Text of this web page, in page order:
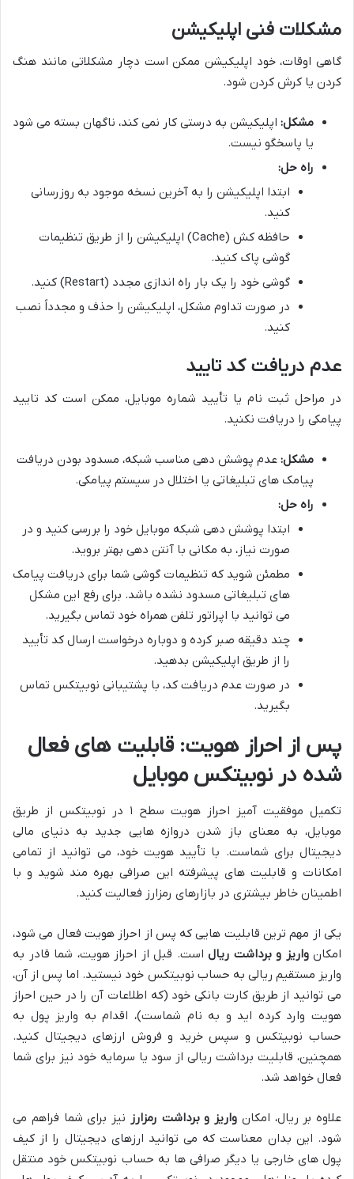
مشکلات فنی اپلیکیشن
گاهی اوقات، خود اپلیکیشن ممکن است دچار مشکلاتی مانند هنگ
کردن یا کرش کردن شود.
مشکل: اپلیکیشن به درستی کار نمی کند، ناگهان بسته می شود
یا پاسخگو نیست.
راه حل:
ابتدا اپلیکیشن را به آخرین نسخه موجود به روزرسانی
کنید.
حافظه کش (Cache) اپلیکیشن را از طریق تنظیمات
گوشی پاک کنید.
گوشی خود را یک بار راه اندازی مجدد (Restart) کنید.
در صورت تداوم مشکل، اپلیکیشن را حذف و مجدداً نصب
کنید.
عدم دریافت کد تایید
در مراحل ثبت نام یا تأیید شماره موبایل، ممکن است کد تایید
پیامکی را دریافت نکنید.
مشکل: عدم پوشش دهی مناسب شبکه، مسدود بودن دریافت
پیامک های تبلیغاتی یا اختلال در سیستم پیامکی.
راه حل:
ابتدا پوشش دهی شبکه موبایل خود را بررسی کنید و در
صورت نیاز، به مکانی با آنتن دهی بهتر بروید.
مطمئن شوید که تنظیمات گوشی شما برای دریافت پیامک
های تبلیغاتی مسدود نشده باشد. برای رفع این مشکل
می توانید با اپراتور تلفن همراه خود تماس بگیرید.
چند دقیقه صبر کرده و دوباره درخواست ارسال کد تأیید
را از طریق اپلیکیشن بدهید.
در صورت عدم دریافت کد، با پشتیبانی نوبیتکس تماس
بگیرید.
پس از احراز هویت: قابلیت های فعال
شده در نوبیتکس موبایل
تکمیل موفقیت آمیز احراز هویت سطح ۱ در نوبیتکس از طریق
موبایل، به معنای باز شدن دروازه هایی جدید به دنیای مالی
دیجیتال برای شماست. با تأیید هویت خود، می توانید از تمامی
امکانات و قابلیت های پیشرفته این صرافی بهره مند شوید و با
اطمینان خاطر بیشتری در بازارهای رمزارز فعالیت کنید.
یکی از مهم ترین قابلیت هایی که پس از احراز هویت فعال می شود،
امکانواریز و برداشت ریال است. قبل از احراز هویت، شما قادر به
واریز مستقیم ریالی به حساب نوبیتکس خود نیستید. اما پس از آن،
می توانید از طریق کارت بانکی خود (که اطلاعات آن را در حین احراز
هویت وارد کرده اید و به نام شماست)، اقدام به واریز پول به
حساب نوبیتکس و سپس خرید و فروش ارزهای دیجیتال کنید.
همچنین، قابلیت برداشت ریالی از سود یا سرمایه خود نیز برای شما
فعال خواهد شد.
علاوه بر ریال، امکان واریز و برداشت رمزارز نیز برای شما فراهم می
شود. این بدان معناست که می توانید ارزهای دیجیتال را از کیف
پول های خارجی یا دیگر صرافی ها به حساب نوبیتکس خود منتقل